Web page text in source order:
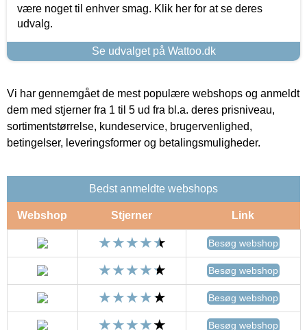
være noget til enhver smag. Klik her for at se deres
udvalg.
Se udvalget på Wattoo.dk
Vi har gennemgået de mest populære webshops og anmeldt
dem med stjerner fra 1 til 5 ud fra bl.a. deres prisniveau,
sortimentstørrelse, kundeservice, brugervenlighed,
betingelser, leveringsformer og betalingsmuligheder.
Bedst anmeldte webshops
Webshop Stjerner Link
Besøg webshop
Besøg webshop
Besøg webshop
Besøg webshop